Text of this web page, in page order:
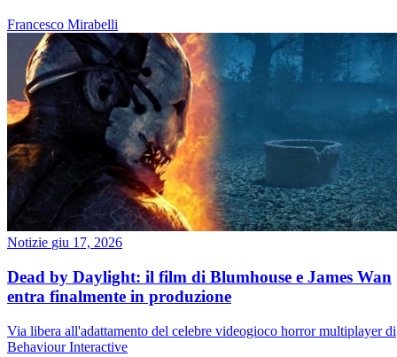
Francesco Mirabelli
Notizie giu 17, 2026
Dead by Daylight: il film di Blumhouse e James Wan
entra finalmente in produzione
Via libera all'adattamento del celebre videogioco horror multiplayer di
Behaviour Interactive